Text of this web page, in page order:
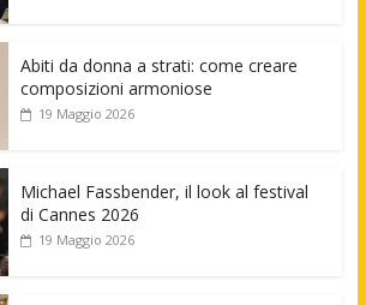
Abiti da donna a strati: come creare
composizioni armoniose
19 Maggio 2026
Michael Fassbender, il look al festival
di Cannes 2026
19 Maggio 2026